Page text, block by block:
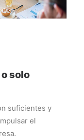
solo
suficientes y
el